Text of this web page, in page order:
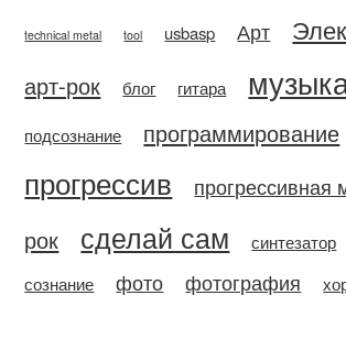
technical metal tool usbasp Арт
арт-рок блог гитара
подсознание программирование
прогрессив прогрессивная
рок сделай сам синтезатор
сознание
фото фотография